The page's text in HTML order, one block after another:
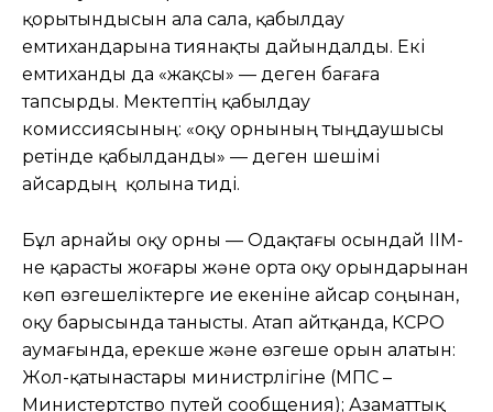
қорытындысын ала сала, қабылдау
емтихандарына тиянақты дайындалды. Екі
емтиханды да «жақсы» — деген бағаға
тапсырды. Мектептің қабылдау
комиссиясының: «оқу орнының тыңдаушысы
ретінде қабылданды» — деген шешімі
Қайсардың қолына тиді.
Бұл арнайы оқу орны — Одақтағы осындай ІІМ-
не қарасты жоғары және орта оқу орындарынан
көп өзгешеліктерге ие екеніне Қайсар соңынан,
оқу барысында танысты. Атап айтқанда, КСРО
аумағында, ерекше және өзгеше орын алатын:
Жол-қатынастары министрлігіне (МПС –
Министертство путей сообщения); Азаматтық